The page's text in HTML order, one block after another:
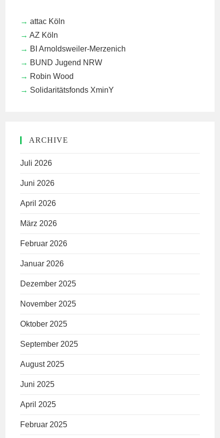
attac Köln
AZ Köln
BI Arnoldsweiler-Merzenich
BUND Jugend NRW
Robin Wood
Solidaritätsfonds XminY
ARCHIVE
Juli 2026
Juni 2026
April 2026
März 2026
Februar 2026
Januar 2026
Dezember 2025
November 2025
Oktober 2025
September 2025
August 2025
Juni 2025
April 2025
Februar 2025